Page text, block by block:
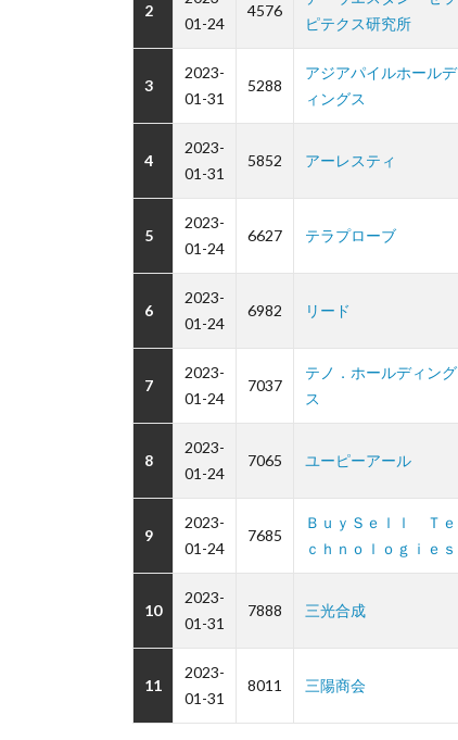
2
01-24
4576
ピテクス研究所
3
2023-
01-31
5288
アジアパイルホールデ
ィングス
4
2023-
01-31
5852 アーレスティ
5
2023-
01-24
6627 テラプローブ
6
2023-
01-24
6982 リード
7
2023-
01-24
7037
テノ．ホールディング
ス
8
2023-
01-24
7065 ユーピーアール
9
2023-
01-24
7685
ＢｕｙＳｅｌｌ Ｔｅ
ｃｈｎｏｌｏｇｉｅｓ
10
2023-
01-31
7888 三光合成
11
2023-
01-31
8011 三陽商会